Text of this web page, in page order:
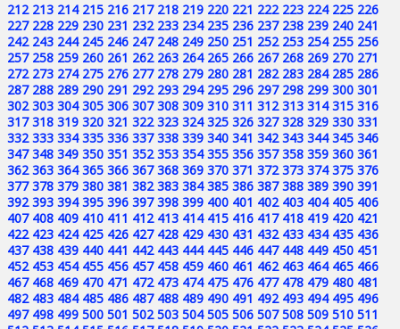
212 213 214 215 216 217 218 219 220 221 222 223 224 225 226
227 228 229 230 231 232 233 234 235 236 237 238 239 240 241
242 243 244 245 246 247 248 249 250 251 252 253 254 255 256
257 258 259 260 261 262 263 264 265 266 267 268 269 270 271
272 273 274 275 276 277 278 279 280 281 282 283 284 285 286
287 288 289 290 291 292 293 294 295 296 297 298 299 300 301
302 303 304 305 306 307 308 309 310 311 312 313 314 315 316
317 318 319 320 321 322 323 324 325 326 327 328 329 330 331
332 333 334 335 336 337 338 339 340 341 342 343 344 345 346
347 348 349 350 351 352 353 354 355 356 357 358 359 360 361
362 363 364 365 366 367 368 369 370 371 372 373 374 375 376
377 378 379 380 381 382 383 384 385 386 387 388 389 390 391
392 393 394 395 396 397 398 399 400 401 402 403 404 405 406
407 408 409 410 411 412 413 414 415 416 417 418 419 420 421
422 423 424 425 426 427 428 429 430 431 432 433 434 435 436
437 438 439 440 441 442 443 444 445 446 447 448 449 450 451
452 453 454 455 456 457 458 459 460 461 462 463 464 465 466
467 468 469 470 471 472 473 474 475 476 477 478 479 480 481
482 483 484 485 486 487 488 489 490 491 492 493 494 495 496
497 498 499 500 501 502 503 504 505 506 507 508 509 510 511